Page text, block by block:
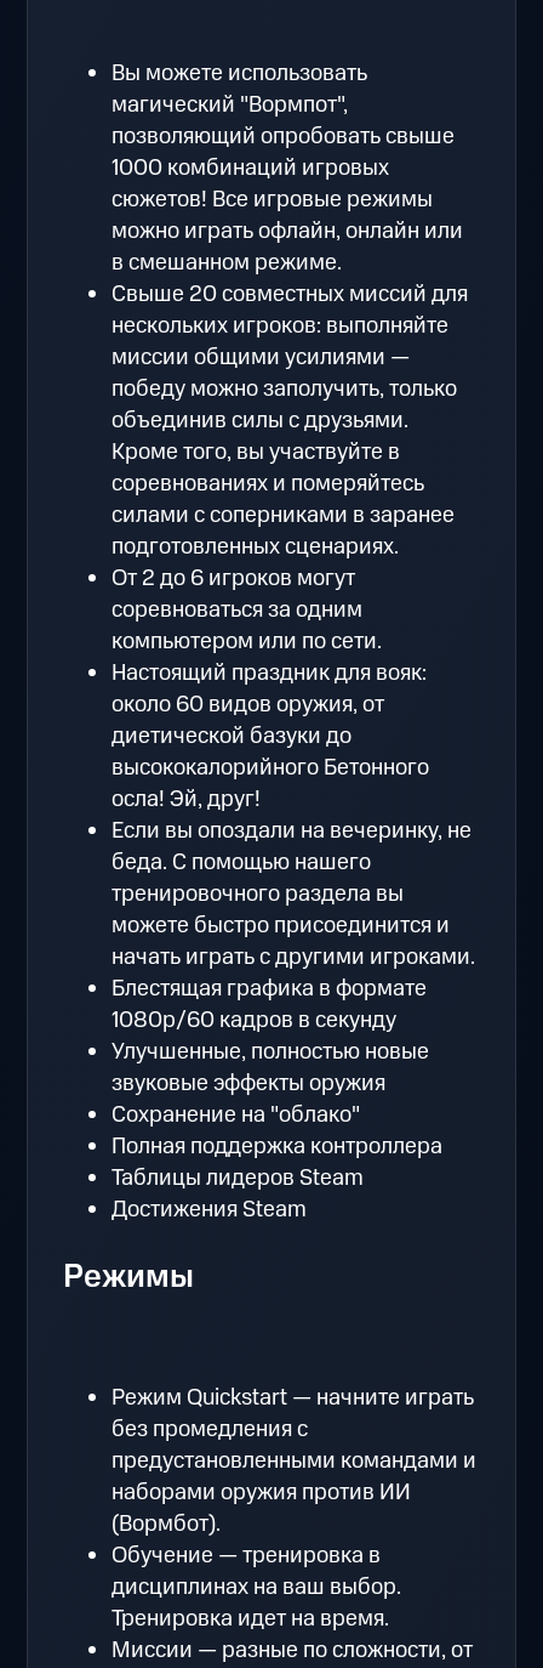
Вы можете использовать
магический "Вормпот",
позволяющий опробовать свыше
1000 комбинаций игровых
сюжетов! Все игровые режимы
можно играть офлайн, онлайн или
в смешанном режиме.
Свыше 20 совместных миссий для
нескольких игроков: выполняйте
миссии общими усилиями —
победу можно заполучить, только
объединив силы с друзьями.
Кроме того, вы участвуйте в
соревнованиях и померяйтесь
силами с соперниками в заранее
подготовленных сценариях.
От 2 до 6 игроков могут
соревноваться за одним
компьютером или по сети.
Настоящий праздник для вояк:
около 60 видов оружия, от
диетической базуки до
высококалорийного Бетонного
осла! Эй, друг!
Если вы опоздали на вечеринку, не
беда. С помощью нашего
тренировочного раздела вы
можете быстро присоединится и
начать играть с другими игроками.
Блестящая графика в формате
1080p/60 кадров в секунду
Улучшенные, полностью новые
звуковые эффекты оружия
Сохранение на "облако"
Полная поддержка контроллера
Таблицы лидеров Steam
Достижения Steam
Режимы
Режим Quickstart — начните играть
без промедления с
предустановленными командами и
наборами оружия против ИИ
(Вормбот).
Обучение — тренировка в
дисциплинах на ваш выбор.
Тренировка идет на время.
Миссии — разные по сложности, от